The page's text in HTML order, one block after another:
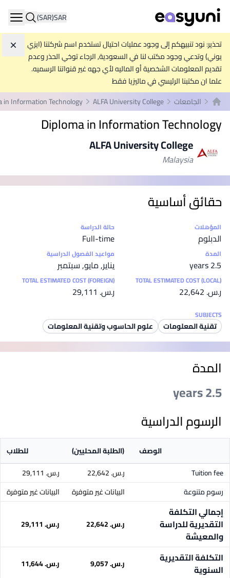
SAR
(SAR)
تحذير: نود تنبيهكم إلى وجود عمليات احتيال تستخدم اسم شركتنا (ايزي
يوني) وتدعي وجود مكتب لنا في السعودية, الرجاء توخي الحذر وعدم
تقديم المعلومات الشخصية أو الماليه لأي جهه غير قنواتنا الرسميه.
علما ان مكتبنا الرئيسي في ماليزيا فقط
الصفحة الرئيسية
الجامعات ALFA University College
in Information Technology
Diploma in Information Technology
ALFA University College
Malaysia
حقائق أساسية
إحصائيات
المؤهلات
الدبلوم
حالة الدراسة
Full-time
المدة
2.5 years
مواعيد الفصول الدراسية
يناير, مايو, سبتمبر
TOTAL ESTIMATED COST (LOCAL)
ر.س.‏ 22,642
TOTAL ESTIMATED COST (FOREIGN)
ر.س.‏ 29,111
SUBJECTS
تقنية المعلومات علوم الحاسوب وتقنية المعلومات
المدة
2.5 years
الرسوم الدراسية
الوصف (الطلبة المحليين)
للطلاب
Tuition fee
ر.س.‏ 22,642
ر.س.‏ 29,111
رسوم متنوعة
البيانات غير متوفرة البيانات غير متوفرة
إجمالي التكلفة
التقديرية للدراسة
والمعيشة
ر.س.‏ 22,642 ر.س.‏ 29,111
التكلفة التقديرية
السنوية
ر.س.‏ 9,057 ر.س.‏ 11,644